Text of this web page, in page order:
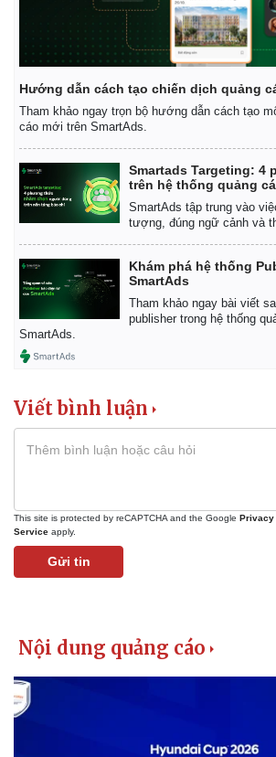
Hướng dẫn cách tạo chiến dịch quảng
Tham khảo ngay trọn bộ hướng dẫn cách tạo
cáo mới trên SmartAds.
Smartads Targeting: 4
trên hệ thống quảng
SmartAds tập trung vào
tượng, đúng ngữ cảnh và
Khám phá hệ thống
SmartAds
Tham khảo ngay bài viết
publisher trong hệ thống
SmartAds.
Viết bình luận
This site is protected by reCAPTCHA and the Google Privacy
Service apply.
Gửi tin